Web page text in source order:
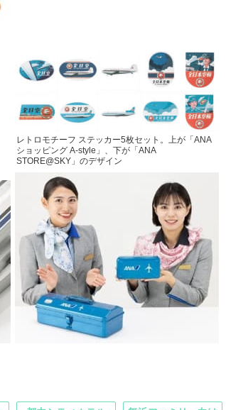
レトロモチーフ ステッカー5枚セット。上が「ANA
ショッピング A-style」、下が「ANA
STORE@SKY」のデザイン